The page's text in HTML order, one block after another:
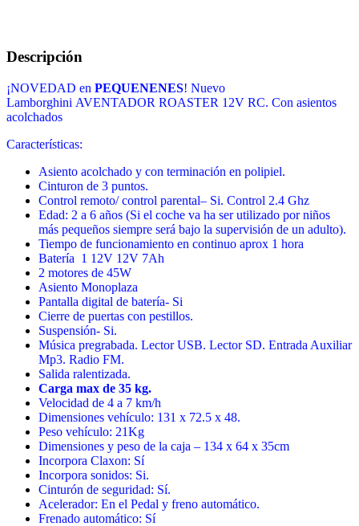
Descripción
¡NOVEDAD en PEQUENENES! Nuevo
Lamborghini AVENTADOR ROASTER 12V RC. Con asientos
acolchados
Características:
Asiento acolchado y con terminación en polipiel.
Cinturon de 3 puntos.
Control remoto/ control parental– Si. Control 2.4 Ghz
Edad: 2 a 6 años (Si el coche va ha ser utilizado por niños
más pequeños siempre será bajo la supervisión de un adulto).
Tiempo de funcionamiento en continuo aprox 1 hora
Batería 1 12V 12V 7Ah
2 motores de 45W
Asiento Monoplaza
Pantalla digital de batería- Si
Cierre de puertas con pestillos.
Suspensión- Si.
Música pregrabada. Lector USB. Lector SD. Entrada Auxiliar
Mp3. Radio FM.
Salida ralentizada.
Carga max de 35 kg.
Velocidad de 4 a 7 km/h
Dimensiones vehículo: 131 x 72.5 x 48.
Peso vehículo: 21Kg
Dimensiones y peso de la caja – 134 x 64 x 35cm
Incorpora Claxon: Sí
Incorpora sonidos: Si.
Cinturón de seguridad: Sí.
Acelerador: En el Pedal y freno automático.
Frenado automático: Sí